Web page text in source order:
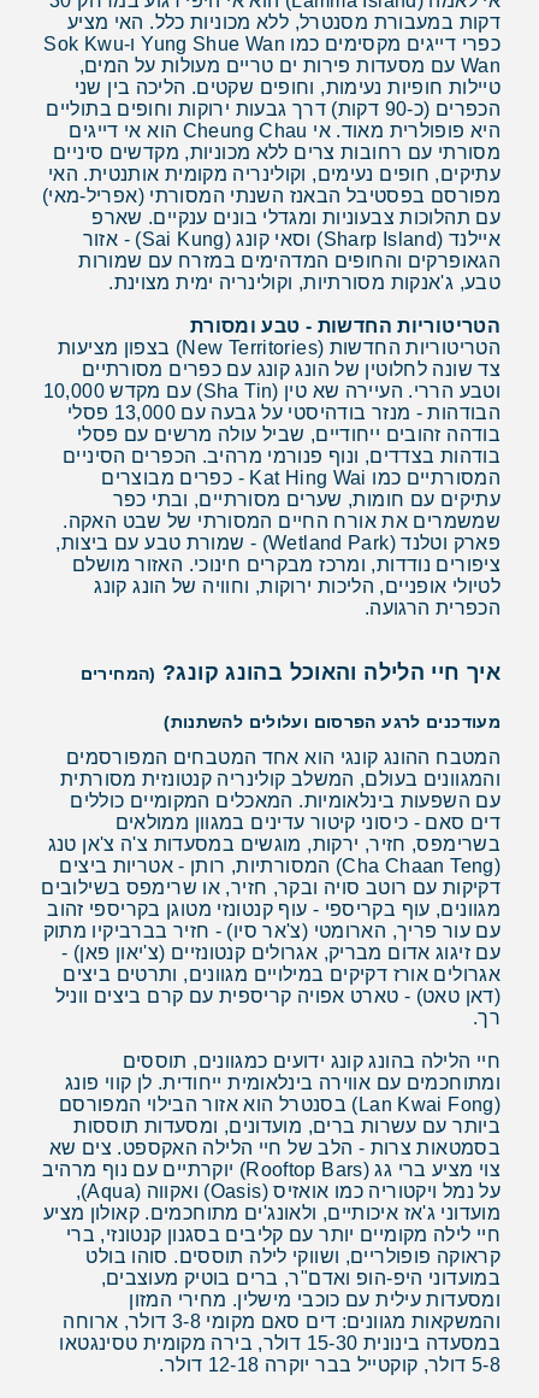
דקות במעבורת מסנטרל, ללא מכוניות כלל. האי מציע
כפרי דייגים מקסימים כמו Yung Shue Wan ו-Sok Kwu
Wan עם מסעדות פירות ים טריים מעולות על המים,
טיילות חופיות נעימות, וחופים שקטים. הליכה בין שני
הכפרים (כ-90 דקות) דרך גבעות ירוקות וחופים בתוליים
היא פופולרית מאוד. אי Cheung Chau הוא אי דייגים
מסורתי עם רחובות צרים ללא מכוניות, מקדשים סיניים
עתיקים, חופים נעימים, וקולינריה מקומית אותנטית. האי
מפורסם בפסטיבל הבאנז השנתי המסורתי (אפריל-מאי)
עם תהלוכות צבעוניות ומגדלי בונים ענקיים. שארפ
איילנד (Sharp Island) וסאי קונג (Sai Kung) - אזור
הגאופרקים והחופים המדהימים במזרח עם שמורות
טבע, ג'אנקות מסורתיות, וקולינריה ימית מצוינת.
הטריטוריות החדשות - טבע ומסורת
הטריטוריות החדשות (New Territories) בצפון מציעות
צד שונה לחלוטין של הונג קונג עם כפרים מסורתיים
וטבע הררי. העיירה שא טין (Sha Tin) עם מקדש 10,000
הבודהות - מנזר בודהיסטי על גבעה עם 13,000 פסלי
בודהה זהובים ייחודיים, שביל עולה מרשים עם פסלי
בודהות בצדדים, ונוף פנורמי מרהיב. הכפרים הסיניים
המסורתיים כמו Kat Hing Wai - כפרים מבוצרים
עתיקים עם חומות, שערים מסורתיים, ובתי כפר
שמשמרים את אורח החיים המסורתי של שבט האקה.
פארק וטלנד (Wetland Park) - שמורת טבע עם ביצות,
ציפורים נודדות, ומרכז מבקרים חינוכי. האזור מושלם
לטיולי אופניים, הליכות ירוקות, וחוויה של הונג קונג
הכפרית הרגועה.
איך חיי הלילה והאוכל בהונג קונג? (המחירים
מעודכנים לרגע הפרסום ועלולים להשתנות)
המטבח ההונג קונגי הוא אחד המטבחים המפורסמים
והמגוונים בעולם, המשלב קולינריה קנטונזית מסורתית
עם השפעות בינלאומיות. המאכלים המקומיים כוללים
דים סאם - כיסוני קיטור עדינים במגוון ממולאים
בשרימפס, חזיר, ירקות, מוגשים במסעדות צ'ה צ'אן טנג
(Cha Chaan Teng) המסורתיות, רותן - אטריות ביצים
דקיקות עם רוטב סויה ובקר, חזיר, או שרימפס בשילובים
מגוונים, עוף בקריספי - עוף קנטונזי מטוגן בקריספי זהוב
עם עור פריך, הארומטי (צ'אר סיו) - חזיר בברביקיו מתוק
עם זיגוג אדום מבריק, אגרולים קנטונזיים (צ'יאון פאן) -
אגרולים אורז דקיקים במילויים מגוונים, ותרטים ביצים
(דאן טאט) - טארט אפויה קריספית עם קרם ביצים ווניל
רך.
חיי הלילה בהונג קונג ידועים כמגוונים, תוססים
ומתוחכמים עם אווירה בינלאומית ייחודית. לן קווי פונג
(Lan Kwai Fong) בסנטרל הוא אזור הבילוי המפורסם
ביותר עם עשרות ברים, מועדונים, ומסעדות תוססות
בסמטאות צרות - הלב של חיי הלילה האקספט. צים שא
צוי מציע ברי גג (Rooftop Bars) יוקרתיים עם נוף מרהיב
על נמל ויקטוריה כמו אואזיס (Oasis) ואקווה (Aqua),
מועדוני ג'אז איכותיים, ולאונג'ים מתוחכמים. קאולון מציע
חיי לילה מקומיים יותר עם קליבים בסגנון קנטונזי, ברי
קראוקה פופולריים, ושווקי לילה תוססים. סוהו בולט
במועדוני היפ-הופ ואדם"ר, ברים בוטיק מעוצבים,
ומסעדות עילית עם כוכבי מישלין. מחירי המזון
והמשקאות מגוונים: דים סאם מקומי 3-8 דולר, ארוחה
במסעדה בינונית 15-30 דולר, בירה מקומית טסינגטאו
5-8 דולר, קוקטייל בבר יוקרה 12-18 דולר.